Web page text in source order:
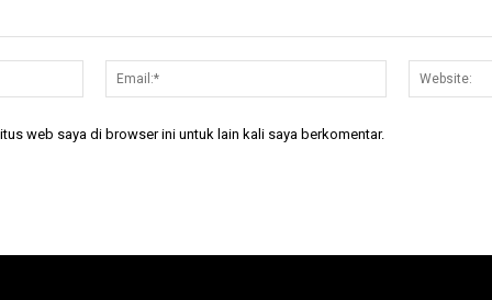
Nama:* Email:*
web saya di browser ini untuk lain kali saya berkomentar.